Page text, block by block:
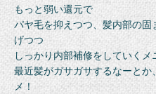
もっと弱い還元で
パヤ毛を抑えつつ、髪内部の固
げつつ
しっかり内部補修をしていくメ
最近髪がガサガサするなーとか
メ！